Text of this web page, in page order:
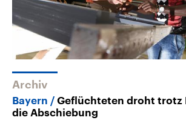
Archiv
Bayern
Geflüchteten droht trotz
die Abschiebung